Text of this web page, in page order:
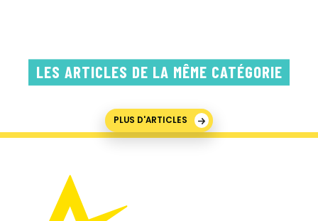
LES ARTICLES DE LA MÊME CATÉGORIE
PLUS D'ARTICLES